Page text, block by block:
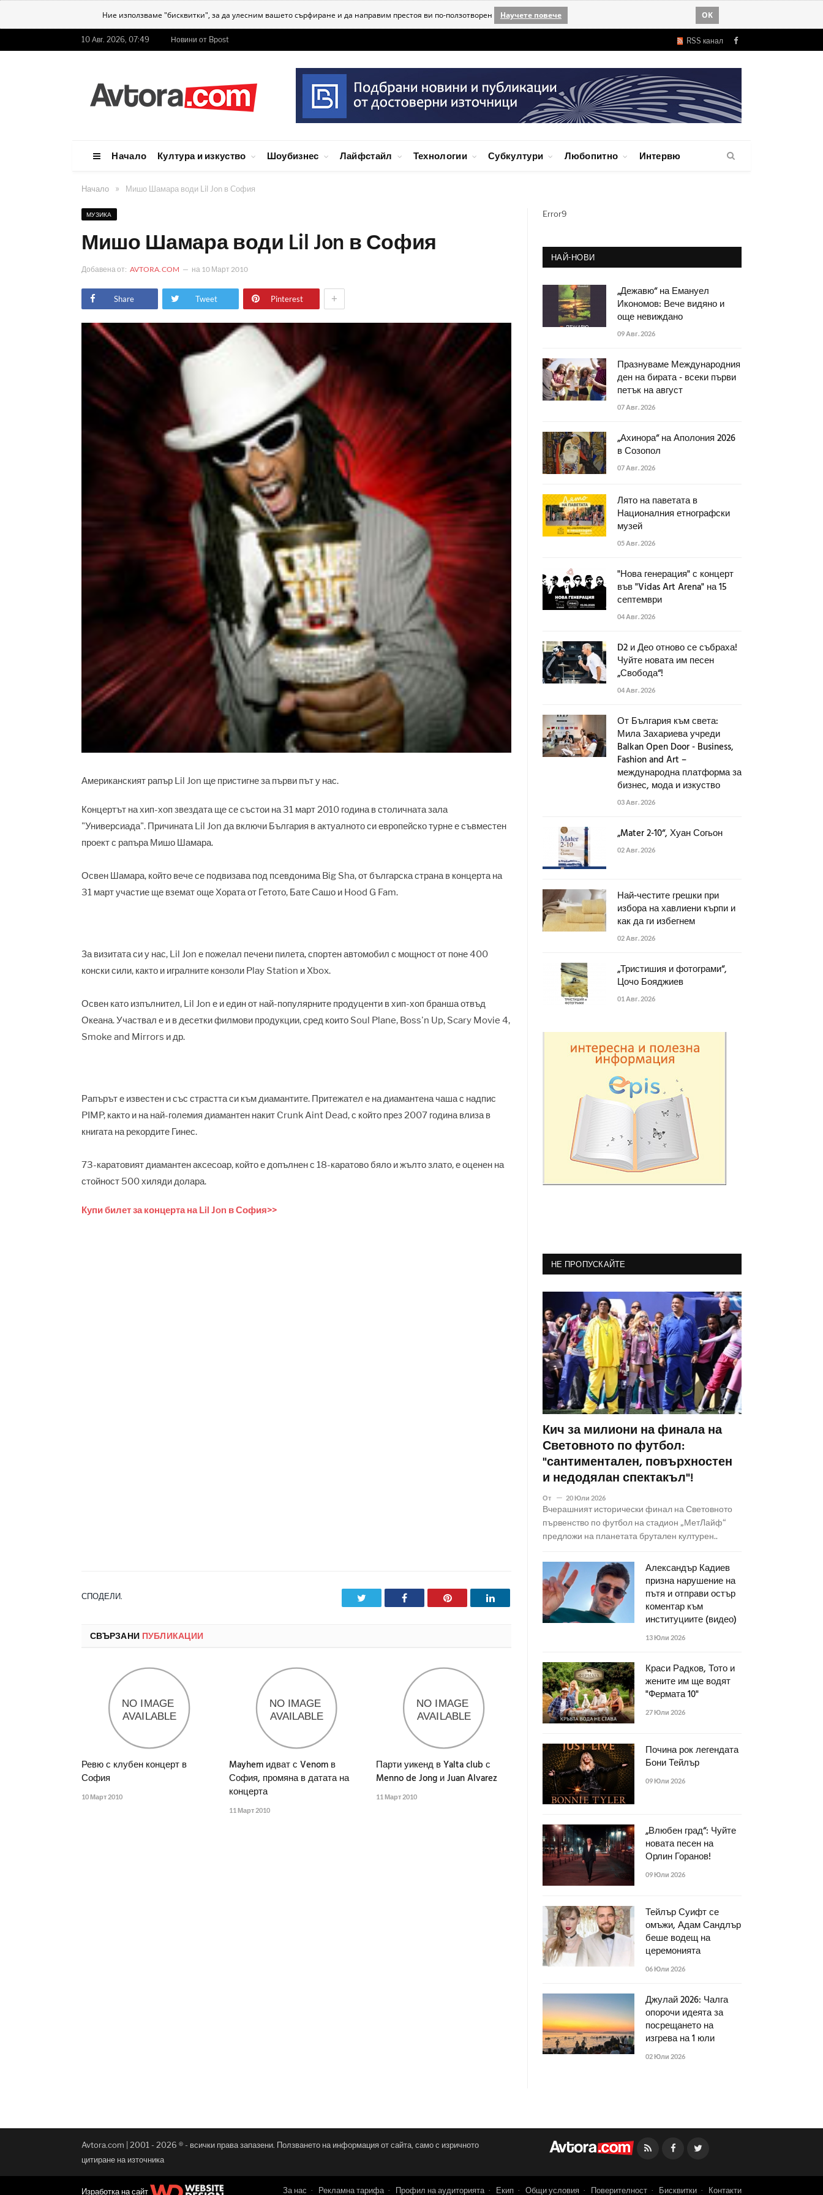
Ние използваме "бисквитки", за да улесним вашето сърфиране и да направим престоя ви по-ползотворен Научете повече OK
10 Авг. 2026, 07:49 Новини от Bpost RSS канал Facebook
Начало Култура и изкуство Шоубизнес Лайфстайл Технологии Субкултури Любопитно Интервю
Начало » Мишо Шамара води Lil Jon в София
МУЗИКА
Мишо Шамара води Lil Jon в София
Добавена от: AVTORA.COM на 10 Март 2010
Share Tweet Pinterest +
Американският рапър Lil Jon ще пристигне за първи път у нас.
Концертът на хип-хоп звездата ще се състои на 31 март 2010 година в столичната зала
"Универсиада". Причината Lil Jon да включи България в актуалното си европейско турне е съвместен
проект с рапъра Мишо Шамара.
Освен Шамара, който вече се подвизава под псевдонима Big Sha, от българска страна в концерта на
31 март участие ще вземат още Хората от Гетото, Бате Сашо и Hood G Fam.
За визитата си у нас, Lil Jon е пожелал печени пилета, спортен автомобил с мощност от поне 400
конски сили, както и игралните конзоли Play Station и Xbox.
Освен като изпълнител, Lil Jon е и един от най-популярните продуценти в хип-хоп бранша отвъд
Океана. Участвал е и в десетки филмови продукции, сред които Soul Plane, Boss'n Up, Scary Movie 4,
Smoke and Mirrors и др.
Рапърът е известен и със страстта си към диамантите. Притежател е на диамантена чаша с надпис
PIMP, както и на най-големия диамантен накит Crunk Aint Dead, с който през 2007 година влиза в
книгата на рекордите Гинес.
73-каратовият диамантен аксесоар, който е допълнен с 18-каратово бяло и жълто злато, е оценен на
стойност 500 хиляди долара.
Купи билет за концерта на Lil Jon в София>>
СПОДЕЛИ. Facebook Pinterest LinkedIn
СВЪРЗАНИ ПУБЛИКАЦИИ
Ревю с клубен концерт в
София
10 Март 2010
Mayhem идват с Venom в
София, промяна в датата на
концерта
11 Март 2010
Парти уикенд в Yalta club с
Menno de Jong и Juan Alvarez
11 Март 2010
Error9
НАЙ-НОВИ
„Дежавю“ на Емануел
Икономов: Вече видяно и
още невиждано
09 Авг. 2026
Празнуваме Международния
ден на бирата - всеки първи
петък на август
07 Авг. 2026
„Ахинора“ на Аполония 2026
в Созопол
07 Авг. 2026
Лято на паветата в
Националния етнографски
музей
05 Авг. 2026
"Нова генерация" с концерт
във "Vidas Art Arena" на 15
септември
04 Авг. 2026
D2 и Део отново се събраха!
Чуйте новата им песен
„Свобода“!
04 Авг. 2026
От България към света:
Мила Захариева учреди
Balkan Open Door - Business,
Fashion and Art –
международна платформа за
бизнес, мода и изкуство
03 Авг. 2026
„Mater 2-10“, Хуан Согьон
02 Авг. 2026
Най-честите грешки при
избора на хавлиени кърпи и
как да ги избегнем
02 Авг. 2026
„Тристишия и фотограми“,
Цочо Бояджиев
01 Авг. 2026
НЕ ПРОПУСКАЙТЕ
Кич за милиони на финала на
Световното по футбол:
"сантиментален, повърхностен
и недодялан спектакъл"!
От 20 Юли 2026
Вчерашният исторически финал на Световното
първенство по футбол на стадион „МетЛайф“
предложи на планетата брутален културен..
Александър Кадиев
призна нарушение на
пътя и отправи остър
коментар към
институциите (видео)
13 Юли 2026
Краси Радков, Тото и
жените им ще водят
"Фермата 10"
27 Юли 2026
Почина рок легендата
Бони Тейлър
09 Юли 2026
„Влюбен град“: Чуйте
новата песен на
Орлин Горанов!
09 Юли 2026
Тейлър Суифт се
омъжи, Адам Сандлър
беше водещ на
церемонията
06 Юли 2026
Джулай 2026: Чалга
опорочи идеята за
посрещането на
изгрева на 1 юли
02 Юли 2026
Avtora.com | 2001 - 2026 ® - всички права запазени. Ползването на информация от сайта, само с изричното
цитиране на източника
Facebook
Изработка на сайт За нас Рекламна тарифа Профил на аудиторията Екип Общи условия Поверителност Бисквитки Контакти